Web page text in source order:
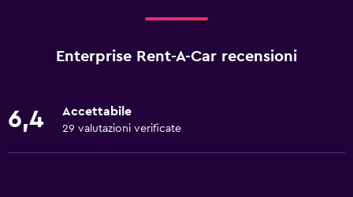
Enterprise Rent-A-Car recensioni
6,4 Accettabile
29 valutazioni verificate